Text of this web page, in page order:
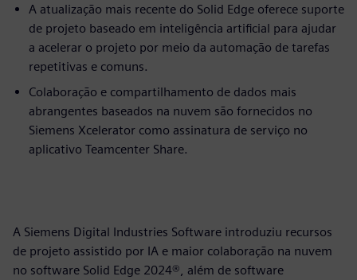
A atualização mais recente do Solid Edge oferece suporte
de projeto baseado em inteligência artificial para ajudar
a acelerar o projeto por meio da automação de tarefas
repetitivas e comuns.
Colaboração e compartilhamento de dados mais
abrangentes baseados na nuvem são fornecidos no
Siemens Xcelerator como assinatura de serviço no
aplicativo Teamcenter Share.
A Siemens Digital Industries Software introduziu recursos
de projeto assistido por IA e maior colaboração na nuvem
no software Solid Edge 2024®, além de software